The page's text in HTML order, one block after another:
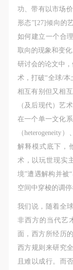
功、带有以市场
形态”[27]倾向的
如何建立一个合
取向的现象和变
研讨会的论文中
术，打破“全球/
相互有别但又相
（及后现代）艺
在一个单一文化
（heterogeneity
解释模式底下，
术，以玩世现实
境”遭遇解构并被
空间中穿梭的调
我们说，随着全
非西方的当代艺
面，西方所经历
西方规则来研究
且难以成行。而